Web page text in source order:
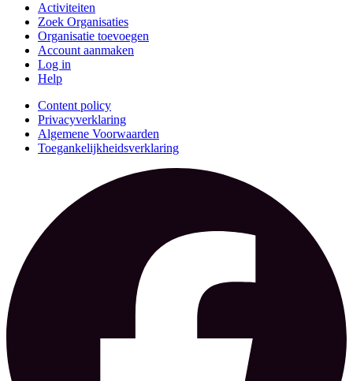
Activiteiten
Zoek Organisaties
Organisatie toevoegen
Account aanmaken
Log in
Help
Content policy
Privacyverklaring
Algemene Voorwaarden
Toegankelijkheidsverklaring